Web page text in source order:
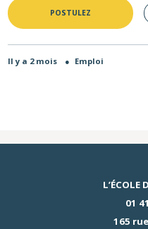
POSTULEZ
Il y a 2 mois ● Emploi
L’ÉCOLE
01
165